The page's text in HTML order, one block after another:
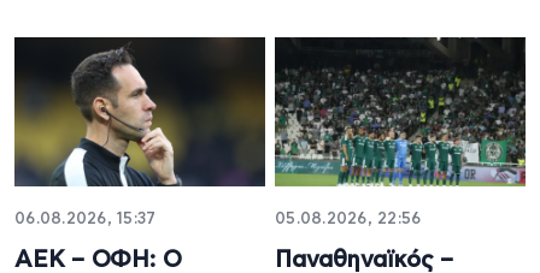
06.08.2026, 15:37
ΑΕΚ – ΟΦΗ: Ο
05.08.2026, 22:56
Παναθηναϊκός –